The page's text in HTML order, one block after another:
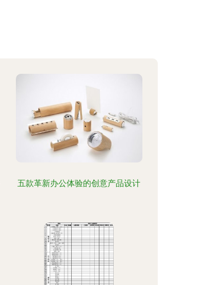
五款革新办公体验的创意产品设计